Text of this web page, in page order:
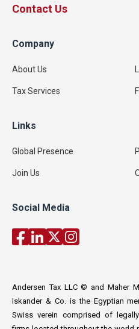
Contact Us
Company
About Us
Tax Services
Links
Global Presence
Join Us
Social Media
Andersen Tax LLC © and Maher
Iskander & Co. is the Egyptian
Swiss verein comprised of